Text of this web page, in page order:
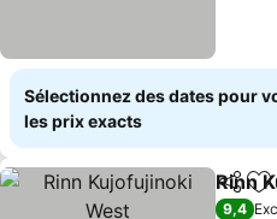
Sélectionnez des dates pour
les prix exacts
Rinn
9,4